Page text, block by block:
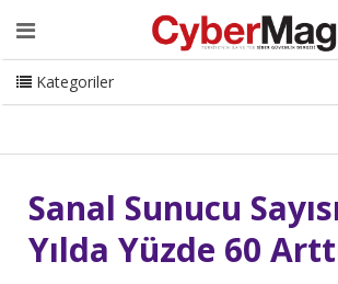
Ana Sayfa Hakkımızda Dergi
Danışmanlık
ISC Turkey Sizden
CyberMag Logo
Kategoriler
Sanal Sunucu
Yılda Yüzde 60